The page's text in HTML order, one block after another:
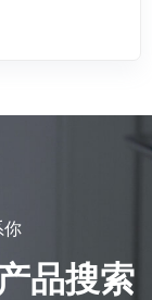
你
品搜索